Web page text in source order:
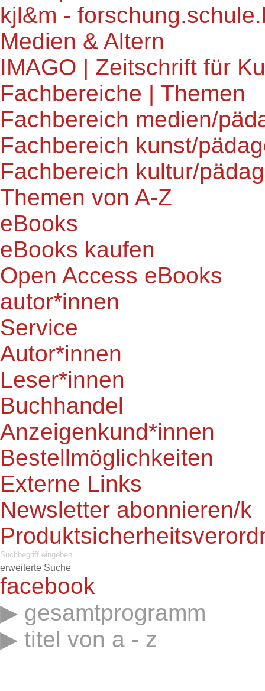
kjl&m -
Medien & Altern
IMAGO | Zeitschrift für
Fachbereiche | Themen
Fachbereich medien/
Fachbereich kunst/
Fachbereich kultur/
Themen von A-Z
eBooks
eBooks kaufen
Open Access eBooks
autor*innen
Service
Autor*innen
Leser*innen
Buchhandel
Anzeigenkund*innen
Bestellmöglichkeiten
Externe Links
Newsletter abonnieren/k
erweiterte Suche
facebook
gesamtprogramm
titel von a - z